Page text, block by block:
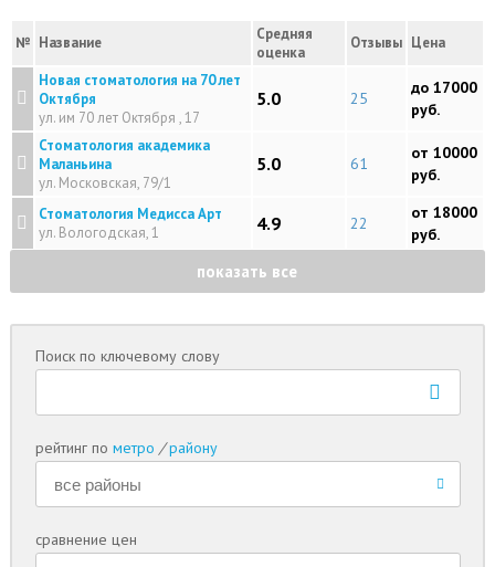
№ Название
Средняя
оценка
Отзывы Цена
Новая стоматология на 70 лет
Октября
ул. им 70 лет Октября , 17
5.0 25
до 17000
руб.
Стоматология академика
Маланьина
ул. Московская, 79/1
5.0 61
от 10000
руб.
Стоматология Медисса Арт
ул. Вологодская, 1
4.9 22
от 18000
руб.
показать все
Поиск по ключевому слову
рейтинг пометро / району
сравнение цен